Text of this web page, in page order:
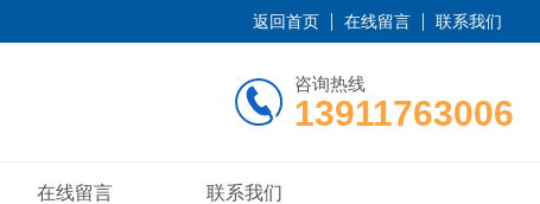
返回首页 在线留言 联系我们
咨询热线
13911763006
在线留言 联系我们